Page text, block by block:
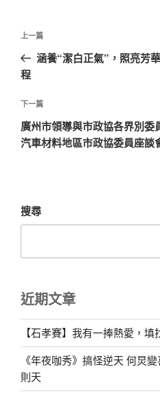
文
導
覽
上
一
篇
章
上一篇
涵養“潔白正氣”，照亮芳
程
下
一
篇
下一篇
廣州市領導與市政協各界別
汽車材料地區市政協委員座談
搜尋
近期文章
【石孝賽】我有一捧熱愛，填
《年夜咖秀》搞怪逆天 何炅
則天